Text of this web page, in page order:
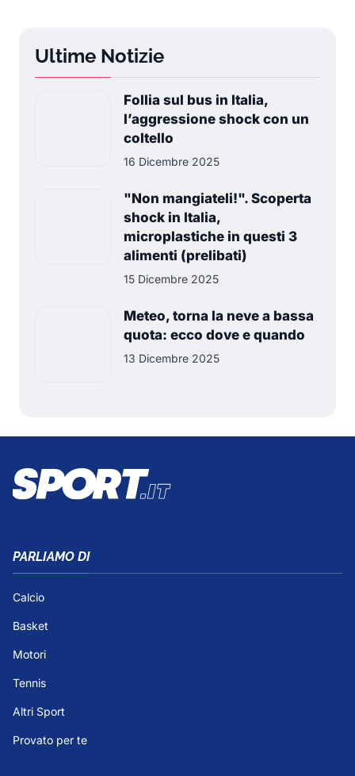
Ultime Notizie
Follia sul bus in Italia,
l’aggressione shock con un
coltello
16 Dicembre 2025
"Non mangiateli!". Scoperta
shock in Italia,
microplastiche in questi 3
alimenti (prelibati)
15 Dicembre 2025
Meteo, torna la neve a bassa
quota: ecco dove e quando
13 Dicembre 2025
PARLIAMO DI
Calcio
Basket
Motori
Tennis
Altri Sport
Provato per te